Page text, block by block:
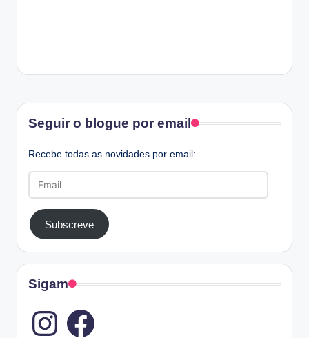
Seguir o blogue por email
Recebe todas as novidades por email:
Subscreve
Sigam
Instagram